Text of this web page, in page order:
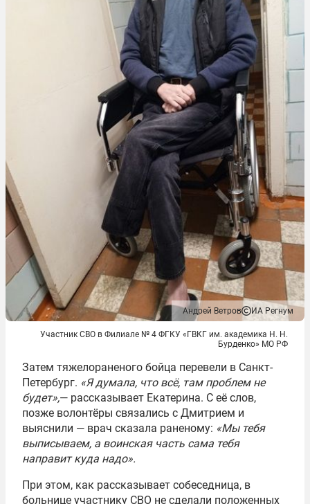
Андрей Ветров ИА Регнум
Участник СВО в Филиале № 4 ФГКУ «ГВКГ им. академика Н. Н.
Бурденко» МО РФ
Затем тяжелораненого бойца перевели в Санкт-
Петербург. «Я думала, что всё, там проблем не
будет»,— рассказывает Екатерина. С её слов,
позже волонтёры связались с Дмитрием и
выяснили — врач сказала раненому: «Мы тебя
выписываем, а воинская часть сама тебя
направит куда надо».
При этом, как рассказывает собеседница, в
больнице участнику СВО не сделали положенных